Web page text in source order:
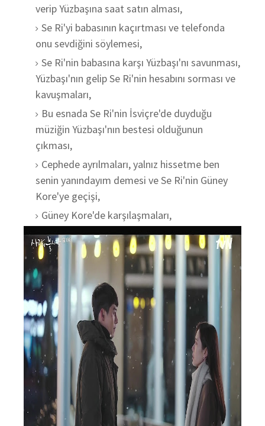
verip Yüzbaşına saat satın alması,
Se Ri'yi babasının kaçırtması ve telefonda
onu sevdiğini söylemesi,
Se Ri'nin babasına karşı Yüzbaşı'nı savunması,
Yüzbaşı'nın gelip Se Ri'nin hesabını sorması ve
kavuşmaları,
Bu esnada Se Ri'nin İsviçre'de duyduğu
müziğin Yüzbaşı'nın bestesi olduğunun
çıkması,
Cephede ayrılmaları, yalnız hissetme ben
senin yanındayım demesi ve Se Ri'nin Güney
Kore'ye geçişi,
Güney Kore'de karşılaşmaları,